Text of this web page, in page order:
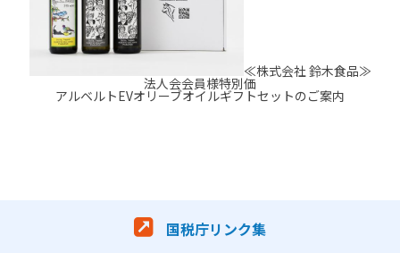
≪株式会社 鈴木食品≫
法人会会員様特別価
アルベルトEVオリーブオイルギフトセットのご案内
国税庁リンク集